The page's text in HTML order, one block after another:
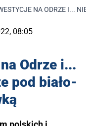
NA ODRZE I...
08:05
Odrze i...
pod biało-